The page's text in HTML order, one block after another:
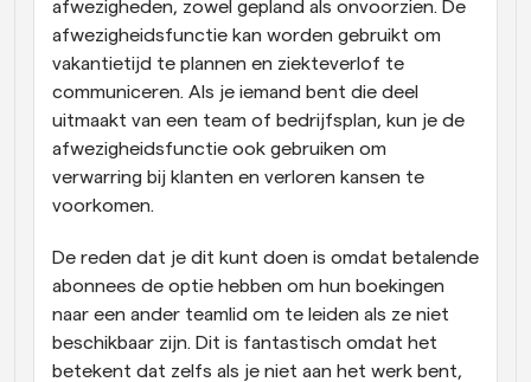
afwezigheden, zowel gepland als onvoorzien. De
afwezigheidsfunctie kan worden gebruikt om
vakantietijd te plannen en ziekteverlof te
communiceren. Als je iemand bent die deel
uitmaakt van een team of bedrijfsplan, kun je de
afwezigheidsfunctie ook gebruiken om
verwarring bij klanten en verloren kansen te
voorkomen.
De reden dat je dit kunt doen is omdat betalende
abonnees de optie hebben om hun boekingen
naar een ander teamlid om te leiden als ze niet
beschikbaar zijn. Dit is fantastisch omdat het
betekent dat zelfs als je niet aan het werk bent,